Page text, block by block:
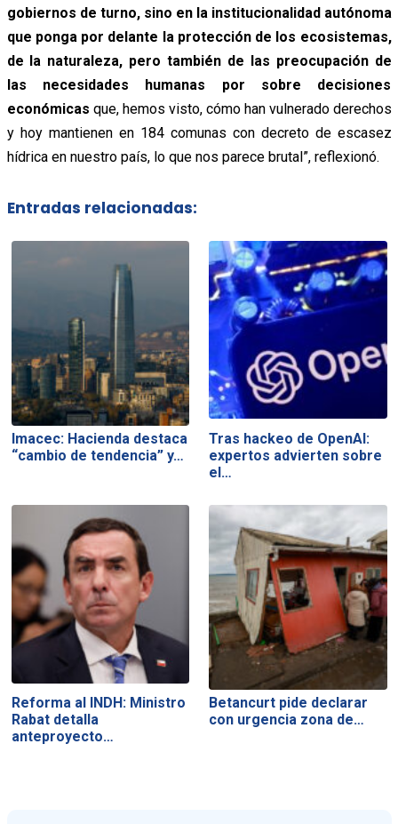
gobiernos de turno, sino en la institucionalidad autónoma
que ponga por delante la protección de los ecosistemas,
de la naturaleza, pero también de las preocupación de
las necesidades humanas por sobre decisiones
económicas que, hemos visto, cómo han vulnerado derechos
y hoy mantienen en 184 comunas con decreto de escasez
hídrica en nuestro país, lo que nos parece brutal”, reflexionó.
Entradas relacionadas:
Imacec: Hacienda destaca
“cambio de tendencia” y…
Tras hackeo de OpenAI:
expertos advierten sobre
el…
Reforma al INDH: Ministro
Rabat detalla
anteproyecto…
Betancurt pide declarar
con urgencia zona de…